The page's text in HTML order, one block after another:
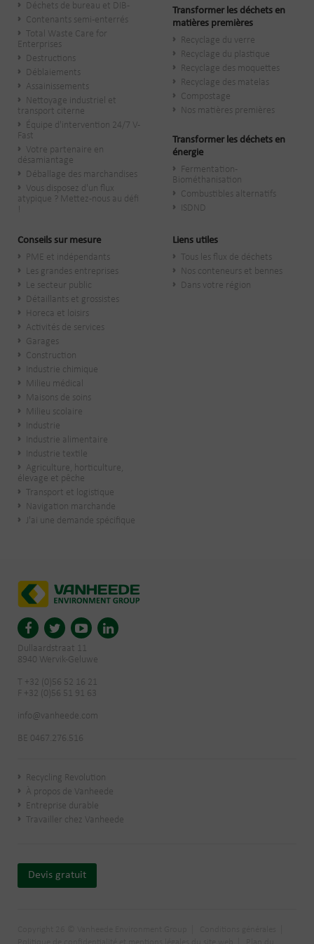
Déchets de bureau et DIB-
Contenants semi-enterrés
Total Waste Care for
Enterprises
Destructions
Déblaiements
Assainissements
Nettoyage industriel et
transport citerne
Équipe d'intervention 24/7 V-
Fast
Votre partenaire en
désamiantage
Déballage des marchandises
Vous disposez d'un flux
atypique ? Mettez-nous au défi
!
Transformer les déchets en
matières premières
Recyclage du verre
Recyclage du plastique
Recyclage des moquettes
Recyclage des matelas
Compostage
Nos matières premières
Transformer les déchets en
énergie
Fermentation -
Biométhanisation
Combustibles alternatifs
ISDND
Conseils sur mesure
PME et indépendants
Les grandes entreprises
Le secteur public
​Détaillants et grossistes
Horeca et loisirs
Activités de services
Garages
Construction
Industrie chimique
Milieu médical
Maisons de soins
Milieu scolaire
Industrie
Industrie alimentaire
Industrie textile
Agriculture, horticulture,
élevage et pêche
Transport et logistique
Navigation marchande
J'ai une demande spécifique
Liens utiles
Tous les flux de déchets
Nos conteneurs et bennes
Dans votre région
Dullaardstraat 11
8940 Wervik-Geluwe
T +32 (0)56 52 16 21
F +32 (0)56 51 91 63
info@vanheede.com
BE 0467.276.516
Recycling Revolution
À propos de Vanheede
Entreprise durable
Travailler chez Vanheede
Devis gratuit